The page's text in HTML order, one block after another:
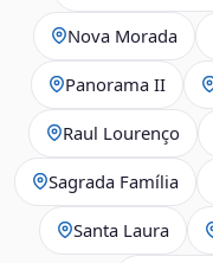
Nova Morada
Panorama II
Raul Lourenço
Sagrada Família
Santa Laura